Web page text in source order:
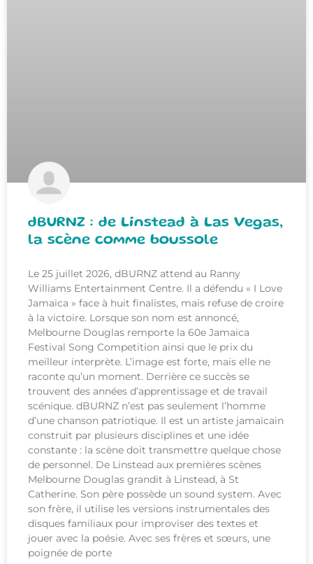
dBURNZ : de Linstead à Las Vegas,
la scène comme boussole
Le 25 juillet 2026, dBURNZ attend au Ranny
Williams Entertainment Centre. Il a défendu « I Love
Jamaica » face à huit finalistes, mais refuse de croire
à la victoire. Lorsque son nom est annoncé,
Melbourne Douglas remporte la 60e Jamaica
Festival Song Competition ainsi que le prix du
meilleur interprète. L’image est forte, mais elle ne
raconte qu’un moment. Derrière ce succès se
trouvent des années d’apprentissage et de travail
scénique. dBURNZ n’est pas seulement l’homme
d’une chanson patriotique. Il est un artiste jamaïcain
construit par plusieurs disciplines et une idée
constante : la scène doit transmettre quelque chose
de personnel. De Linstead aux premières scènes
Melbourne Douglas grandit à Linstead, à St
Catherine. Son père possède un sound system. Avec
son frère, il utilise les versions instrumentales des
disques familiaux pour improviser des textes et
jouer avec la poésie. Avec ses frères et sœurs, une
poignée de porte